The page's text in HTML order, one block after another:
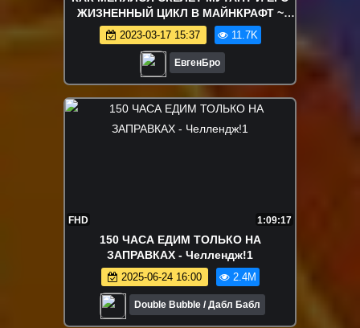
ЖИЗНЕННЫЙ ЦИКЛ В МАЙНКРАФТ ~
ЭВОЛЮЦИЯ И ТРОЛЛИНГ MINECRAFT
МУЛЬТИК
2023-03-17 15:37 11.7K
ЕвгенБро
FHD 1:09:17
150 ЧАСА ЕДИМ ТОЛЬКО НА
ЗАПРАВКАХ - Челлендж!1
2025-06-24 16:00 2.4M
Double Bubble / Дабл Бабл